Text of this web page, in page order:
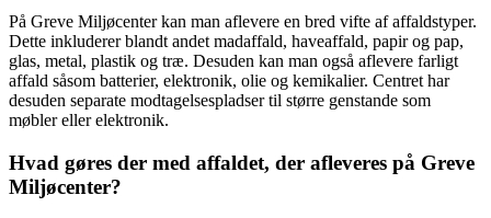
På Greve Miljøcenter kan man aflevere en bred vifte af affaldstyper.
Dette inkluderer blandt andet madaffald, haveaffald, papir og pap,
glas, metal, plastik og træ. Desuden kan man også aflevere farligt
affald såsom batterier, elektronik, olie og kemikalier. Centret har
desuden separate modtagelsespladser til større genstande som
møbler eller elektronik.
Hvad gøres der med affaldet, der afleveres på Greve
Miljøcenter?